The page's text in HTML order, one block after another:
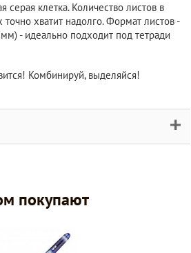
серая клетка. Количество листов в
хватит надолго. Формат листов -
- идеально подходит под тетради
Комбинируй, выделяйся!
покупают